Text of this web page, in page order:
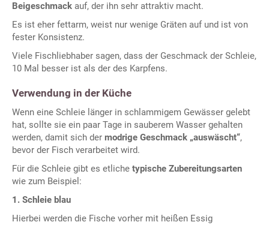
Beigeschmack auf, der ihn sehr attraktiv macht.
Es ist eher fettarm, weist nur wenige Gräten auf und ist von
fester Konsistenz.
Viele Fischliebhaber sagen, dass der Geschmack der Schleie,
10 Mal besser ist als der des Karpfens.
Verwendung in der Küche
Wenn eine Schleie länger in schlammigem Gewässer gelebt
hat, sollte sie ein paar Tage in sauberem Wasser gehalten
werden, damit sich der modrige Geschmack „auswäscht“,
bevor der Fisch verarbeitet wird.
Für die Schleie gibt es etliche typische Zubereitungsarten
wie zum Beispiel:
1. Schleie blau
Hierbei werden die Fische vorher mit heißen Essig